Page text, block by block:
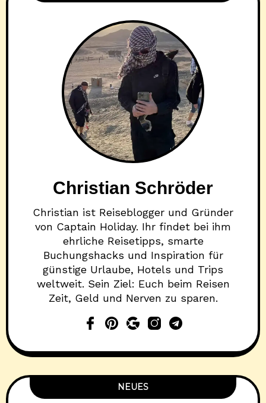
Christian Schröder
Christian ist Reiseblogger und Gründer
von Captain Holiday. Ihr findet bei ihm
ehrliche Reisetipps, smarte
Buchungshacks und Inspiration für
günstige Urlaube, Hotels und Trips
weltweit. Sein Ziel: Euch beim Reisen
Zeit, Geld und Nerven zu sparen.
NEUES